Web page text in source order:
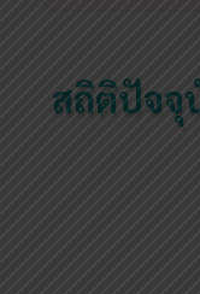
สถิติปัจจุ